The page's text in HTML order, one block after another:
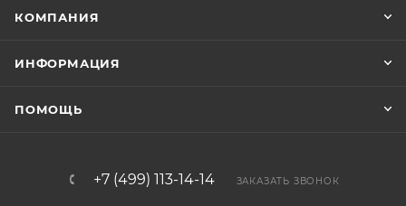
КОМПАНИЯ
ИНФОРМАЦИЯ
ПОМОЩЬ
+7 (499) 113-14-14 ЗАКАЗАТЬ ЗВОНОК